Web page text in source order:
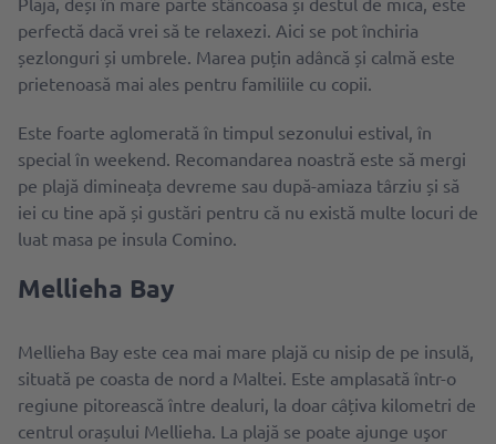
perfectă dacă vrei să te relaxezi. Aici se pot închiria
șezlonguri și umbrele. Marea puțin adâncă și calmă este
prietenoasă mai ales pentru familiile cu copii.
Este foarte aglomerată în timpul sezonului estival, în
special în weekend. Recomandarea noastră este să mergi
pe plajă dimineața devreme sau după-amiaza târziu și să
iei cu tine apă și gustări pentru că nu există multe locuri de
luat masa pe insula Comino.
Mellieha Bay
Mellieha Bay este cea mai mare plajă cu nisip de pe insulă,
situată pe coasta de nord a Maltei. Este amplasată într-o
regiune pitorească între dealuri, la doar câțiva kilometri de
centrul orașului Mellieha. La plajă se poate ajunge uşor